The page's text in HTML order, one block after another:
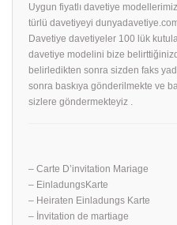
Uygun fiyatlı davetiye
türlü davetiyeyi
Davetiye davetiyeler 100 lük
davetiye modelini bize
belirledikten sonra sizden faks
sonra baskıya gönderilmekte ve
sizlere göndermekteyiz .
– Carte D’invitation Mariage
– EinladungsKarte
– Heiraten Einladungs Karte
– İnvitation de martiage